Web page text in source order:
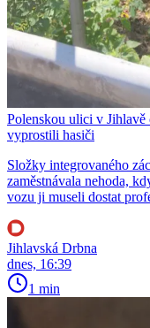
Polenskou ulici v Jihlavě
vyprostili hasiči
Složky integrovaného
zaměstnávala nehoda,
vozu ji museli dostat
Jihlavská Drbna
dnes, 16:39
1 min